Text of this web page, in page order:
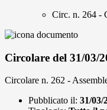
Circ. n. 264 -
Circolare del 31/03/
Circolare n. 262 -
Pubblicato il: 31/03/